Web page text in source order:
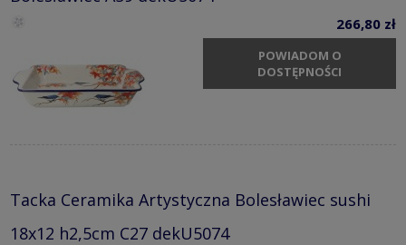
266,80 zł
POWIADOM O
DOSTĘPNOŚCI
Tacka Ceramika Artystyczna Bolesławiec sushi
18x12 h2,5cm C27 dekU5074